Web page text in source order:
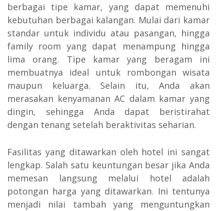
berbagai tipe kamar, yang dapat memenuhi
kebutuhan berbagai kalangan. Mulai dari kamar
standar untuk individu atau pasangan, hingga
family room yang dapat menampung hingga
lima orang. Tipe kamar yang beragam ini
membuatnya ideal untuk rombongan wisata
maupun keluarga. Selain itu, Anda akan
merasakan kenyamanan AC dalam kamar yang
dingin, sehingga Anda dapat beristirahat
dengan tenang setelah beraktivitas seharian.
Fasilitas yang ditawarkan oleh hotel ini sangat
lengkap. Salah satu keuntungan besar jika Anda
memesan langsung melalui hotel adalah
potongan harga yang ditawarkan. Ini tentunya
menjadi nilai tambah yang menguntungkan